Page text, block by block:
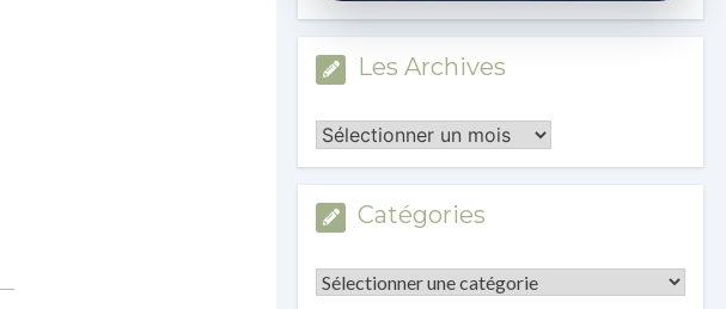
Les Archives
Les
Archives
Catégories
Catégories